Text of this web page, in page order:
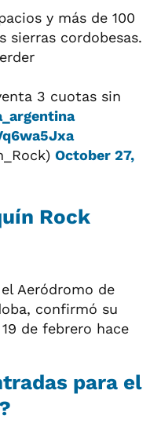
y más de 100
sierras cordobesas.
3 cuotas sin
October 27,
Rock
Aeródromo de
confirmó su
de febrero hace
para el